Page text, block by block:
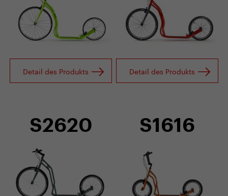
Detail des Produkts Detail des Produkts
S2620 S1616